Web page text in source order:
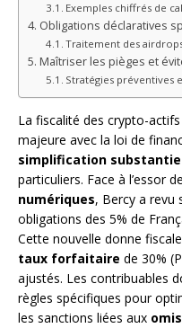
Exemples chiffrés de
Obligations déclaratives
Traitement des
Maîtriser les pièges et
Stratégies préventives
La fiscalité des crypto-
majeure avec la loi de
simplification
particuliers. Face à l’essor
numériques, Bercy a revu
obligations des 5% de
Cette nouvelle donne
taux forfaitaire de 30%
ajustés. Les contribuables
règles spécifiques pour
les sanctions liées aux